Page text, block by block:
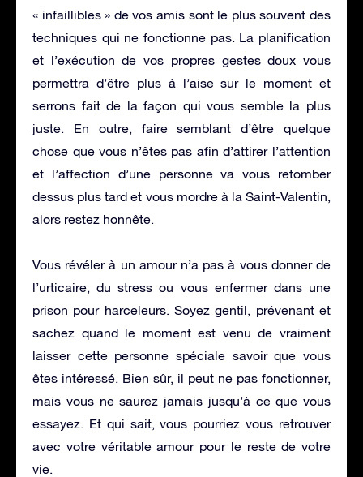
« infaillibles » de vos amis sont le plus souvent des
techniques qui ne fonctionne pas. La planification
et l’exécution de vos propres gestes doux vous
permettra d’être plus à l’aise sur le moment et
serrons fait de la façon qui vous semble la plus
juste. En outre, faire semblant d’être quelque
chose que vous n’êtes pas afin d’attirer l’attention
et l’affection d’une personne va vous retomber
dessus plus tard et vous mordre à la Saint-Valentin,
alors restez honnête.
Vous révéler à un amour n’a pas à vous donner de
l’urticaire, du stress ou vous enfermer dans une
prison pour harceleurs. Soyez gentil, prévenant et
sachez quand le moment est venu de vraiment
laisser cette personne spéciale savoir que vous
êtes intéressé. Bien sûr, il peut ne pas fonctionner,
mais vous ne saurez jamais jusqu’à ce que vous
essayez. Et qui sait, vous pourriez vous retrouver
avec votre véritable amour pour le reste de votre
vie.